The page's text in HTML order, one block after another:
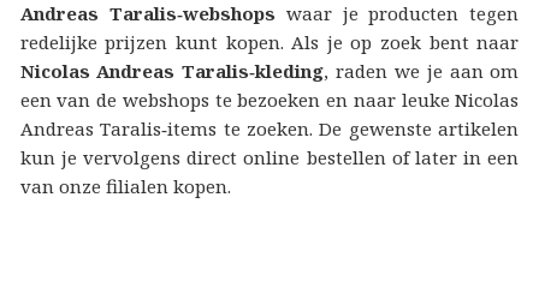
Andreas Taralis‑webshops waar je producten tegen
redelijke prijzen kunt kopen. Als je op zoek bent naar
Nicolas Andreas Taralis‑kleding, raden we je aan om
een van de webshops te bezoeken en naar leuke Nicolas
Andreas Taralis‑items te zoeken. De gewenste artikelen
kun je vervolgens direct online bestellen of later in een
van onze filialen kopen.